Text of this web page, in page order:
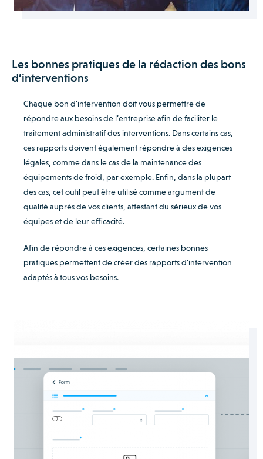
Les bonnes pratiques de la rédaction des bons
d’interventions
Chaque bon d’intervention doit vous permettre de
répondre aux besoins de l’entreprise afin de faciliter le
traitement administratif des interventions. Dans certains cas,
ces rapports doivent également répondre à des exigences
légales, comme dans le cas de la maintenance des
équipements de froid, par exemple. Enfin, dans la plupart
des cas, cet outil peut être utilisé comme argument de
qualité auprès de vos clients, attestant du sérieux de vos
équipes et de leur efficacité.
Afin de répondre à ces exigences, certaines bonnes
pratiques permettent de créer des rapports d’intervention
adaptés à tous vos besoins.